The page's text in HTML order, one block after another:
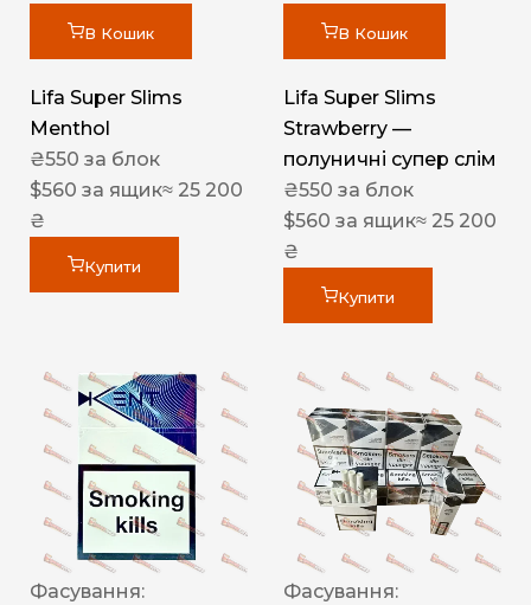
В Кошик
Lifa Super Slims
Menthol
₴550 за блок
$560 за ящик≈ 25 200
₴
Купити
В Кошик
Lifa Super Slims
Strawberry —
полуничні супер слім
₴550 за блок
$560 за ящик≈ 25 200
₴
Купити
Фасування:
Фасування: